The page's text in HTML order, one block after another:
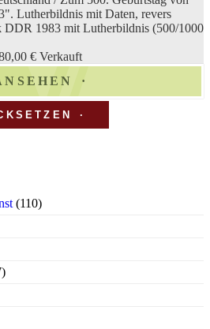
Lutherbildnis mit Daten, revers
DDR 1983 mit Lutherbildnis (500/1000
€ Verkauft
(110)